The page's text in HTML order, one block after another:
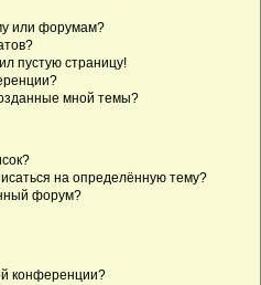
или форумам?
пустую страницу!
мной темы?
на определённую тему?
форум?
конференции?